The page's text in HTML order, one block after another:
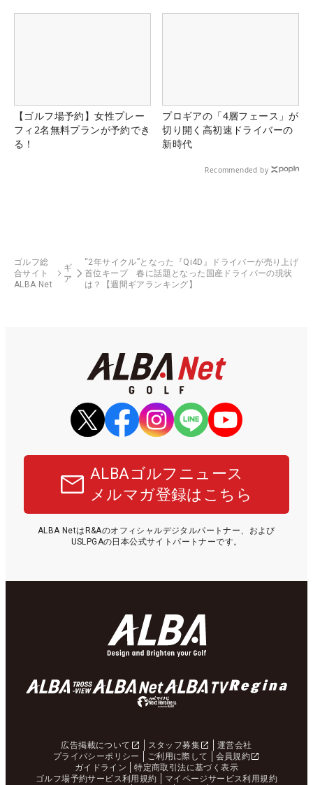
【ゴルフ場予約】女性プレー
フィ2名無料プランが予約でき
る！
プロギアの「4層フェース」が
切り開く高初速ドライバーの
新時代
Recommended by
ゴルフ総
合サイト
ALBA Net
ギ
ア
“2年サイクル”となった『Qi4D』ドライバーが売り上げ
首位キープ 春に話題となった国産ドライバーの現状
は？【週間ギアランキング】
ALBAゴルフニュース
メルマガ登録はこちら
ALBA NetはR&Aのオフィシャルデジタルパートナー、および
USLPGAの日本公式サイトパートナーです。
広告掲載について スタッフ募集
運営会社
プライバシーポリシー
ご利用に際して
会員規約
ガイドライン
特定商取引法に基づく表示
ゴルフ場予約サービス利用規約
マイページサービス利用規約